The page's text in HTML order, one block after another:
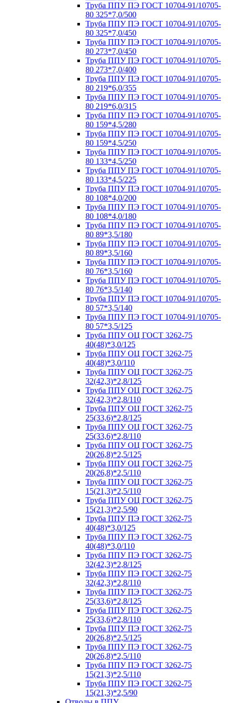
Труба ППУ ПЭ ГОСТ 10704-91/10705-
80 325*7,0/500
Труба ППУ ПЭ ГОСТ 10704-91/10705-
80 325*7,0/450
Труба ППУ ПЭ ГОСТ 10704-91/10705-
80 273*7,0/450
Труба ППУ ПЭ ГОСТ 10704-91/10705-
80 273*7,0/400
Труба ППУ ПЭ ГОСТ 10704-91/10705-
80 219*6,0/355
Труба ППУ ПЭ ГОСТ 10704-91/10705-
80 219*6,0/315
Труба ППУ ПЭ ГОСТ 10704-91/10705-
80 159*4,5/280
Труба ППУ ПЭ ГОСТ 10704-91/10705-
80 159*4,5/250
Труба ППУ ПЭ ГОСТ 10704-91/10705-
80 133*4,5/250
Труба ППУ ПЭ ГОСТ 10704-91/10705-
80 133*4,5/225
Труба ППУ ПЭ ГОСТ 10704-91/10705-
80 108*4,0/200
Труба ППУ ПЭ ГОСТ 10704-91/10705-
80 108*4,0/180
Труба ППУ ПЭ ГОСТ 10704-91/10705-
80 89*3,5/180
Труба ППУ ПЭ ГОСТ 10704-91/10705-
80 89*3,5/160
Труба ППУ ПЭ ГОСТ 10704-91/10705-
80 76*3,5/160
Труба ППУ ПЭ ГОСТ 10704-91/10705-
80 76*3,5/140
Труба ППУ ПЭ ГОСТ 10704-91/10705-
80 57*3,5/140
Труба ППУ ПЭ ГОСТ 10704-91/10705-
80 57*3,5/125
Труба ППУ ОЦ ГОСТ 3262-75
40(48)*3,0/125
Труба ППУ ОЦ ГОСТ 3262-75
40(48)*3,0/110
Труба ППУ ОЦ ГОСТ 3262-75
32(42,3)*2,8/125
Труба ППУ ОЦ ГОСТ 3262-75
32(42,3)*2,8/110
Труба ППУ ОЦ ГОСТ 3262-75
25(33,6)*2,8/125
Труба ППУ ОЦ ГОСТ 3262-75
25(33,6)*2,8/110
Труба ППУ ОЦ ГОСТ 3262-75
20(26,8)*2,5/125
Труба ППУ ОЦ ГОСТ 3262-75
20(26,8)*2,5/110
Труба ППУ ОЦ ГОСТ 3262-75
15(21,3)*2,5/110
Труба ППУ ОЦ ГОСТ 3262-75
15(21,3)*2,5/90
Труба ППУ ПЭ ГОСТ 3262-75
40(48)*3,0/125
Труба ППУ ПЭ ГОСТ 3262-75
40(48)*3,0/110
Труба ППУ ПЭ ГОСТ 3262-75
32(42,3)*2,8/125
Труба ППУ ПЭ ГОСТ 3262-75
32(42,3)*2,8/110
Труба ППУ ПЭ ГОСТ 3262-75
25(33,6)*2,8/125
Труба ППУ ПЭ ГОСТ 3262-75
25(33,6)*2,8/110
Труба ППУ ПЭ ГОСТ 3262-75
20(26,8)*2,5/125
Труба ППУ ПЭ ГОСТ 3262-75
20(26,8)*2,5/110
Труба ППУ ПЭ ГОСТ 3262-75
15(21,3)*2,5/110
Труба ППУ ПЭ ГОСТ 3262-75
15(21,3)*2,5/90